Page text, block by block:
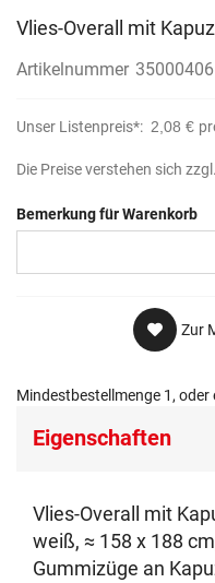
Vlies-Overall mit
Artikelnummer 35000406
Unser Listenpreis*: 2,08 €
Die Preise verstehen sich
Bemerkung für Warenkorb
Zur
Mindestbestellmenge 1, oder
Eigenschaften
Vlies-Overall mit
weiß, ≈ 158 x 188
Gummizüge an